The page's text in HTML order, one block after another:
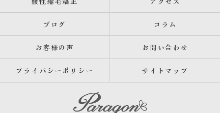
ブログ コラム
お客様の声 お問い合わせ
プライバシーポリシー サイトマップ